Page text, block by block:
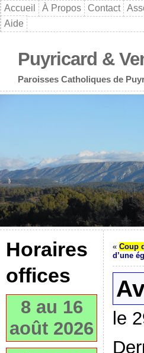
Accueil À Propos Contact
Aide
Puyricard &
Paroisses Catholiques de
Horaires
offices
8 au 16
août 2026
« Coup
d’une
le